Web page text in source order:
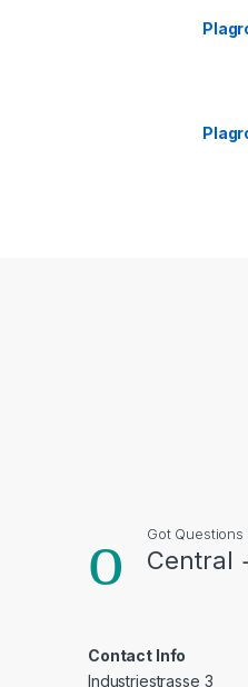
Got Questions
Central
Contact Info
Industriestrasse 3